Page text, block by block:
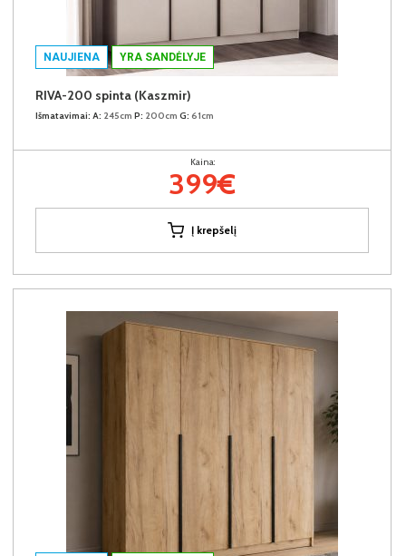
NAUJIENA YRA SANDĖLYJE
RIVA-200 spinta (Kaszmir)
Išmatavimai: A: 245cm P: 200cm G: 61cm
Kaina:
399€
Į krepšelį